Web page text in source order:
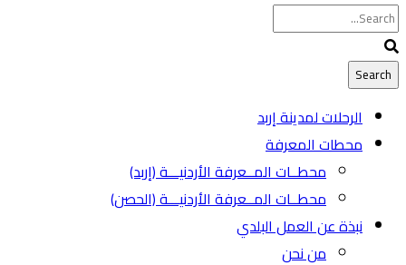
الرحلات لمدينة إربد
محطات المعرفة
محطــات المــعرفة الأردنيـــة (إربد)
محطــات المــعرفة الأردنيـــة (الحصن)
نبذة عن العمل البلدي
من نحن